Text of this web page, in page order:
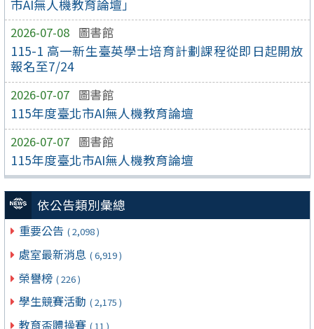
市AI無人機教育論壇」
2026-07-08 圖書館
115-1 高一新生臺英學士培育計劃課程從即日起開放
報名至7/24
2026-07-07 圖書館
115年度臺北市AI無人機教育論壇
2026-07-07 圖書館
115年度臺北市AI無人機教育論壇
依公告類別彙總
重要公告 ( 2,098 )
處室最新消息 ( 6,919 )
榮譽榜 ( 226 )
學生競賽活動 ( 2,175 )
教育盃體操賽 ( 11 )